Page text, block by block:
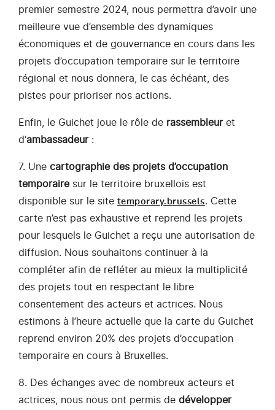
premier semestre 2024, nous permettra d’avoir une
meilleure vue d’ensemble des dynamiques
économiques et de gouvernance en cours dans les
projets d’occupation temporaire sur le territoire
régional et nous donnera, le cas échéant, des
pistes pour prioriser nos actions.
Enfin, le Guichet joue le rôle de rassembleur et
d’ambassadeur:
7. Une cartographie des projets d’occupation
temporairesur le territoire bruxellois est
disponible sur le site temporary.brussels. Cette
carte n’est pas exhaustive et reprend les projets
pour lesquels le Guichet a reçu une autorisation de
diffusion. Nous souhaitons continuer à la
compléter afin de refléter au mieux la multiplicité
des projets tout en respectant le libre
consentement des acteurs et actrices. Nous
estimons à l’heure actuelle que la carte du Guichet
reprend environ 20% des projets d’occupation
temporaire en cours à Bruxelles.
8. Des échanges avec de nombreux acteurs et
actrices, nous nous ont permis de développer